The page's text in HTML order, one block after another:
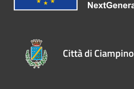
Città di Ciampino